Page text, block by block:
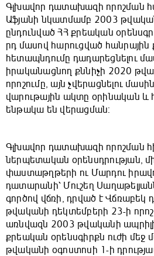
Գլխավոր դատախազի որոշման
Աֆյանի նկատմամբ 2003
ընդունված ՀՀ քրեական
րդ մասով հարուցված
հետապնդումը դադարեցնելու
իրականացնող քննիչի 2020
որոշումը, այն չվերացնելու
վարութային ակտը օրինական և
ենթակա են վերացման:
Գլխավոր դատախազի որոշման
ներպետական օրենսդրության,
փաստաթղթերի ու Մարդու
դատարանի՝ Մուշեղ
գործով վճռի, դրված է
թվականի դեկտեմբերի 23-ի
առնվազն 2003 թվականի
քրեական օրենսգիրքն ուժի մեջ
թվականի օգոստոսի 1-ի